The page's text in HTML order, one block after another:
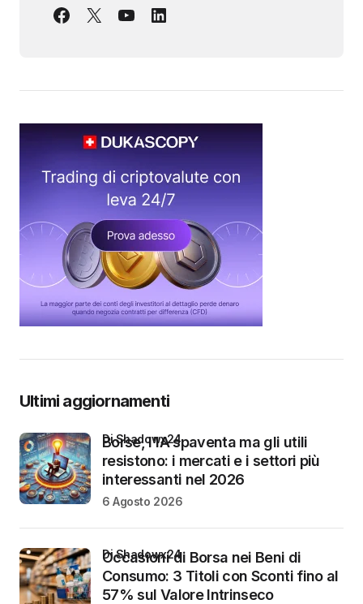
Ultimi aggiornamenti
Borse, l’IA spaventa ma gli utili
resistono: i mercati e i settori più
interessanti nel 2026
di Shadowx24
6 Agosto 2026
Occasioni di Borsa nei Beni di
Consumo: 3 Titoli con Sconti fino al
57% sul Valore Intrinseco
di Shadowx24